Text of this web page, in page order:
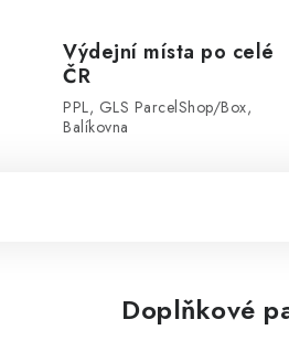
Výdejní místa po celé
ČR
PPL, GLS ParcelShop/Box,
Balíkovna
Doplňkové